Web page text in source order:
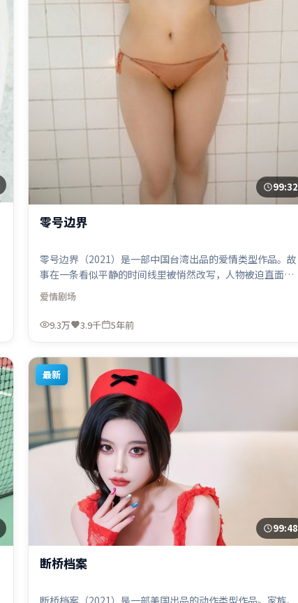
99:32
零号边界
零号边界（2021）是一部中国台湾出品的爱情类型作品。故
事在一条看似平静的时间线里被悄然改写，人物被迫直面过
去与现在的撕裂。高潮段落信息密度高，情绪释放与主题回
扣同时完成。由史蒂文·斯皮尔伯格执导，苍井优、周迅、
肖战，易烊千玺等联袂出演。影片于2021年4月25日（中国
爱情剧场
9.3万 3.9千 5年前
最新
99:48
断桥档案